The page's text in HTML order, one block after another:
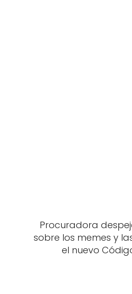
Procuradora
sobre los memes y
el nuevo